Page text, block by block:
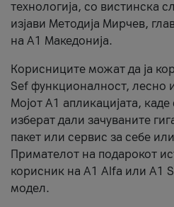
технологија, со вистинска
изјави Методија Мирчев,
на А1 Македонија.
Корисниците можат да ја
Sef функционалност, лесно
Мојот А1 апликацијата,
изберат дали зачуваните
пакет или сервис за себе
Примателот на подарокот
корисник на А1 Alfa или A1
модел.